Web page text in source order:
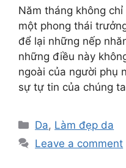
Năm tháng không
một phong thái
để lại những nếp
những điều này
ngoài của người phụ
sự tự tin của chúng
Da, Làm đẹp da
Leave a comment